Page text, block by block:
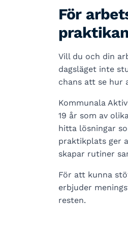
För
Vill du och din
dagsläget inte
chans att se hur
Kommunala
19 år som av
hitta lösningar
praktikplats ger
skapar rutiner
För att kunna
erbjuder
resten.